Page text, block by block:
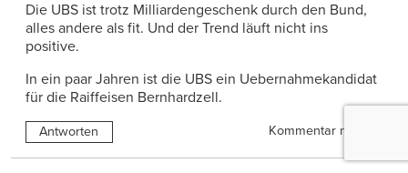
Die UBS ist trotz Milliardengeschenk durch den Bund,
alles andere als fit. Und der Trend läuft nicht ins
positive.
In ein paar Jahren ist die UBS ein Uebernahmekandidat
für die Raiffeisen Bernhardzell.
Antworten Kommentar melden